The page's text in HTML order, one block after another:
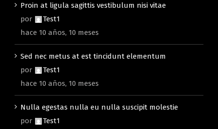
Proin at ligula sagittis vestibulum nisi vitae
por
Test1
hace 10 años, 10 meses
Sed nec metus at est tincidunt elementum
por
Test1
hace 10 años, 10 meses
Nulla egestas nulla eu nulla suscipit molestie
por
Test1